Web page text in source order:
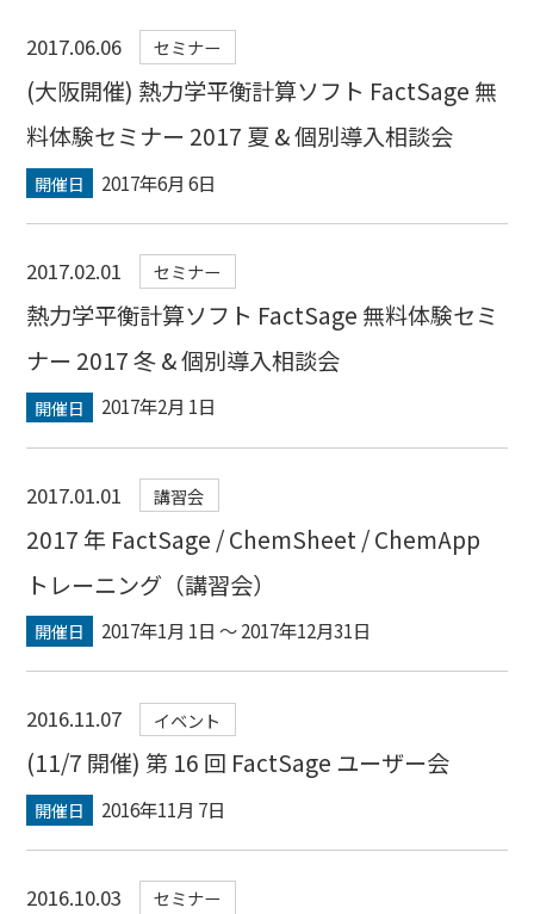
2017.06.06 セミナー
(大阪開催) 熱力学平衡計算ソフト FactSage 無
料体験セミナー 2017 夏 & 個別導入相談会
開催日 2017年6月 6日
2017.02.01 セミナー
熱力学平衡計算ソフト FactSage 無料体験セミ
ナー 2017 冬 & 個別導入相談会
開催日 2017年2月 1日
2017.01.01 講習会
2017 年 FactSage / ChemSheet / ChemApp
トレーニング（講習会）
開催日 2017年1月 1日 〜 2017年12月31日
2016.11.07 イベント
(11/7 開催) 第 16 回 FactSage ユーザー会
開催日 2016年11月 7日
2016.10.03 セミナー